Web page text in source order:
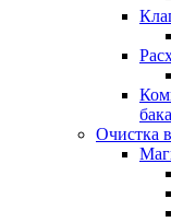
Очистка